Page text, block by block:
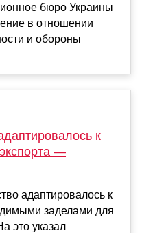
бюро Украины
в отношении
и обороны
к
—
адаптировалось к
заделами для
это указал